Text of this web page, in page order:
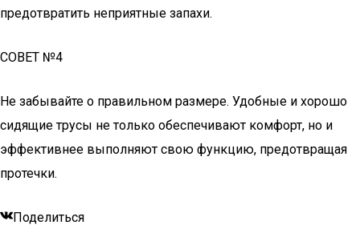
предотвратить неприятные запахи.
СОВЕТ №4
Не забывайте о правильном размере. Удобные и хорошо
сидящие трусы не только обеспечивают комфорт, но и
эффективнее выполняют свою функцию, предотвращая
протечки.
Поделиться